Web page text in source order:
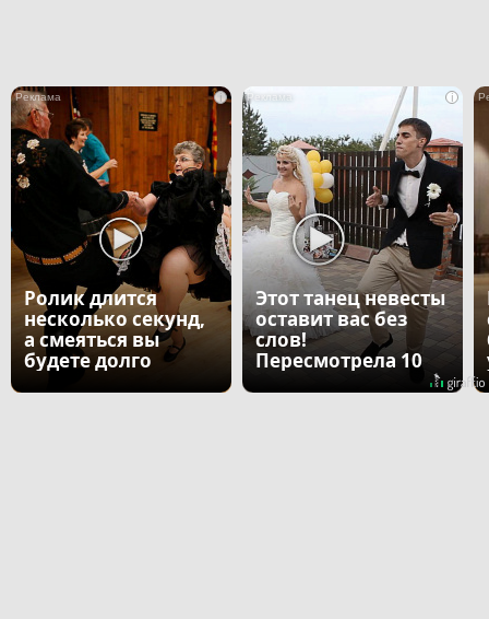
i
Ролик длится
несколько секунд,
а смеяться вы
будете долго
i
Этот танец невесты
оставит вас без
слов!
Пересмотрела 10